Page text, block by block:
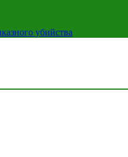
убийства